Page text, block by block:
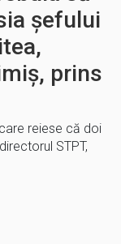
șefului
prins
reiese că doi
STPT,